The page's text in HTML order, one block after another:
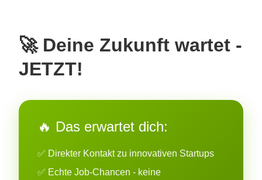
🚀 Deine Zukunft wartet -
JETZT!
🔥 Das erwartet dich:
✅ Direkter Kontakt zu innovativen Startups
✅ Echte Job-Chancen - keine